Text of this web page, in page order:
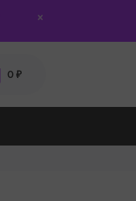
0 ₽